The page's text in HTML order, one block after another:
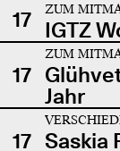
17
ZUM
IGTZ
17
ZUM
Jahr
17 Saskia